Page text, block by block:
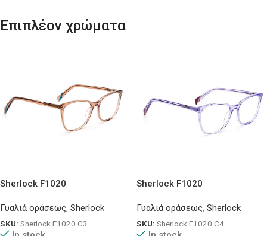
Επιπλέον χρώματα
Sherlock F1020
Γυαλιά οράσεως, Sherlock
SKU: Sherlock F1020 C3
Sherlock F1020
Γυαλιά οράσεως, Sherlock
SKU: Sherlock F1020 C4